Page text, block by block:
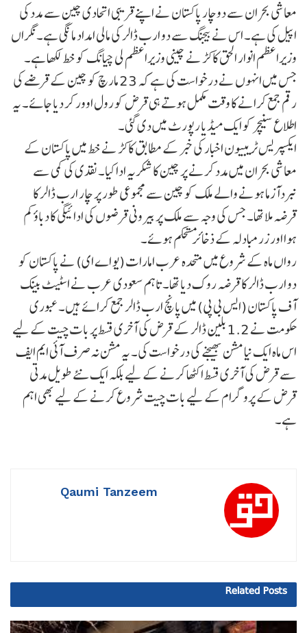
معاشی بحران سے دوچار پاکستان نے اپنے قریبی اتحادی چین سے مدد کی
اپیل کی ہے۔ اس نے بیجنگ سے دو ارب ڈالر کی مالی امداد مانگی ہے۔نگراں
وزیراعظم انوار الحق کاکڑ نے چینی وزیراعظم لی چیانگ کو خط لکھا ہے۔
جس میں انہوں نے درخواست کی ہے کہ 23 ​​مارچ کو چین کے قرضے کی
رقم جمع کرانے کا وقت مکمل ہوتے ہی قرض کو رول اوور کر دیا جائے۔ یہ
اطلاع سنیچر کو ایک میڈیا رپورٹ میں دی گئی۔
ایکسپریس ٹریبیون اخبار کی خبر کے مطابق کاکڑ نے خط میں پاکستان کے
معاشی بحران میں مدد کرنے پر چین کا شکریہ ادا کیا۔ نقدی کی کمی سے
نبردآزما ہونے والے ملک کو چین سے مجموعی طور پر چار ارب ڈالر کا
قرضہ ملا تھا۔ جس کی وجہ سے ملک پر بیرونی قرضوں کی ادائیگی کا دباؤ کم
ہوا اور زرمبادلہ کے ذخائر مستحکم ہوئے۔
رواں ماہ کے شروع میں متحدہ عرب امارات (یو اے ای) نے پاکستان کو
دو ارب ڈالر کا قرضہ روک دیا تھا۔ تاہم سعودی عرب نے اسٹیٹ بینک
آف پاکستان (ایس بی پی) میں پانچ ارب ڈالر جمع کرائے ہیں۔ عبوری
حکومت نے 1.2 بلین ڈالر کے قرض کی آخری قسط پر بات چیت کے لیے
اس ماہ ایک نیا مشن بھیجنے کی درخواست کی۔ یہ مشن نہ صرف آئی ایم ایف
سے قرض کی آخری قسط اکٹھا کرنے کے لیے بلکہ ایک نئے طویل مدتی
قرض کے پروگرام کے لیے بات چیت شروع کرنے کے لیے بھی اہم
ہے۔
Qaumi Tanzeem
Related Posts